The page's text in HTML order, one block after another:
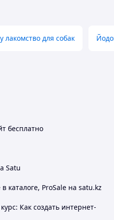
в себе все достоинства
в отличии от препарата
анестетик. Препарат
и эндопаразитов, подкожно
лакомство для собак
бесплатно
Satu
каталоге, ProSale на satu.kz
Как создать интернет-